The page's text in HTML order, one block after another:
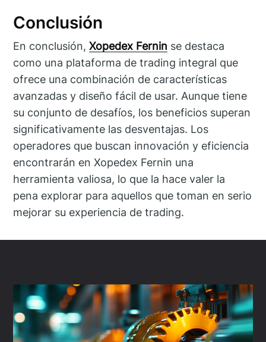
Conclusión
En conclusión,Xopedex Fernin se destaca
como una plataforma de trading integral que
ofrece una combinación de características
avanzadas y diseño fácil de usar. Aunque tiene
su conjunto de desafíos, los beneficios superan
significativamente las desventajas. Los
operadores que buscan innovación y eficiencia
encontrarán en Xopedex Fernin una
herramienta valiosa, lo que la hace valer la
pena explorar para aquellos que toman en serio
mejorar su experiencia de trading.